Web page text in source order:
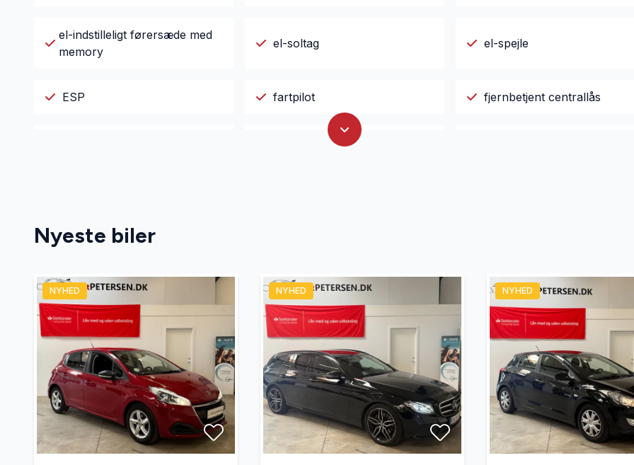
el-indstilleligt førersæde med
memory
el-soltag el-spejle
ESP fartpilot fjernbetjent centrallås
håndfri til mobil
læderrat
parkeringssensor (bag) parkeringssensor (for) splitbagsæde
sædevarme udvendig temperaturmåler
Nyeste biler
NYHED NYHED NYHED